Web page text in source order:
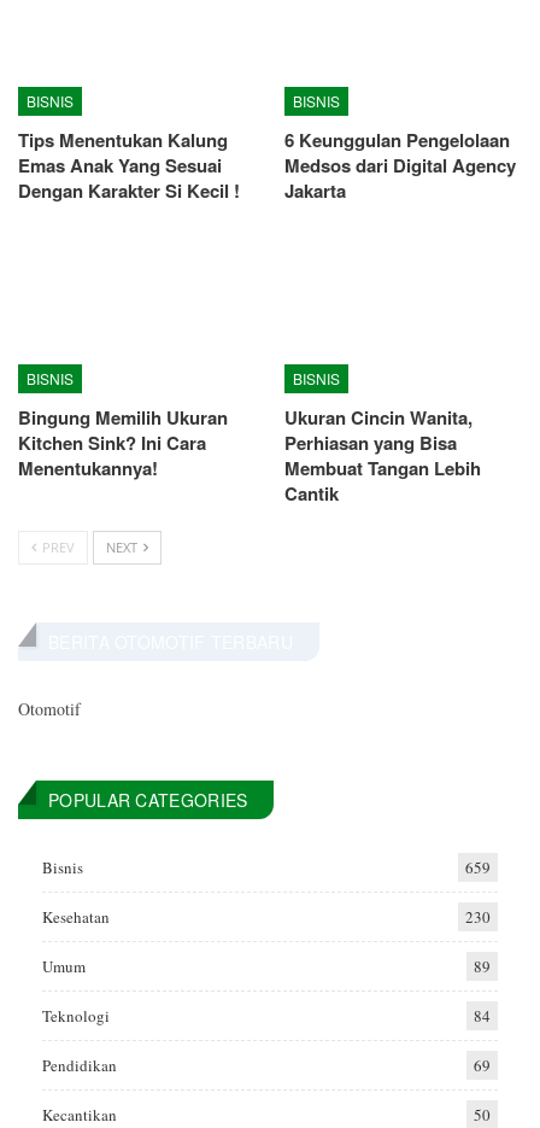
BISNIS
Tips Menentukan Kalung
Emas Anak Yang Sesuai
Dengan Karakter Si Kecil !
BISNIS
6 Keunggulan Pengelolaan
Medsos dari Digital Agency
Jakarta
BISNIS
Bingung Memilih Ukuran
Kitchen Sink? Ini Cara
Menentukannya!
BISNIS
Ukuran Cincin Wanita,
Perhiasan yang Bisa
Membuat Tangan Lebih
Cantik
PREV NEXT
Otomotif
POPULAR CATEGORIES
Bisnis 659
Kesehatan 230
Umum 89
Teknologi 84
Pendidikan 69
Kecantikan 50